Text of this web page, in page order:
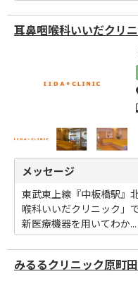
耳鼻咽喉科いいだクリ
メッセージ
東武東上線『中板橋駅』
喉科いいだクリニック」
新医療機器を用いてわか...
みるるクリニック原町田